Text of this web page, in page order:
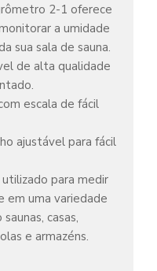
2-1 oferece
a umidade
sua sala de sauna.
de alta qualidade
escala de fácil
ajustável para fácil
para medir
em uma variedade
casas,
e armazéns.